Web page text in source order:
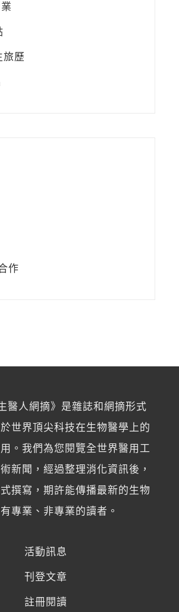
旅歷
作
醫人網摘》是雜誌和網摘形式
世界頂尖科技在生物醫學上的
。我們為您閱覽全世界醫用工
新聞，經過整理消化資訊後，
撰寫，期許能傳播最新的生物
專業、非專業的讀者。
活動訊息
刊登文章
註冊閱讀